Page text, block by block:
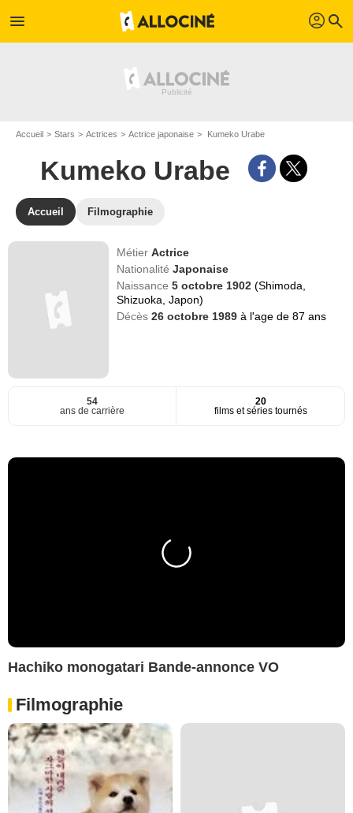
menu profil search
Accueil Stars Actrices Actrice japonaise Kumeko Urabe
Kumeko Urabe
Accueil Filmographie
MétierActrice
NationalitéJaponaise
Naissance5 octobre 1902(Shimoda,
Shizuoka, Japon)
Décès26 octobre 1989à l'age de 87 ans
54
ans de carrière
20
films et séries tournés
Hachiko monogatari Bande-annonce VO
Filmographie